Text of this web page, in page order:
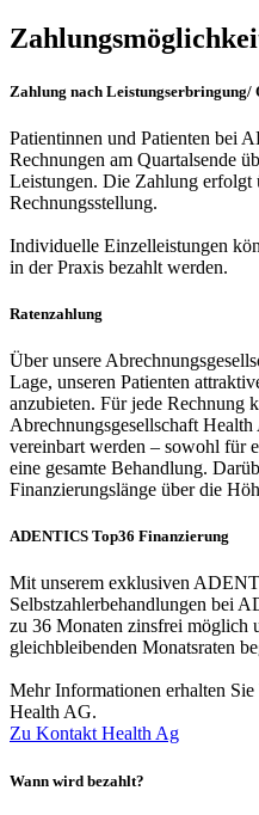
Zahlung nach Leistungserbringung/
Patientinnen und Patienten bei
Rechnungen am Quartalsende
Leistungen. Die Zahlung erfolgt
Rechnungsstellung.
Individuelle Einzelleistungen
in der Praxis bezahlt werden.
Ratenzahlung
Über unsere
Lage, unseren Patienten
anzubieten. Für jede Rechnung
Abrechnungsgesellschaft
vereinbart werden – sowohl für
eine gesamte Behandlung.
Finanzierungslänge über die
ADENTICS Top36 Finanzierung
Mit unserem exklusiven
Selbstzahlerbehandlungen bei
zu 36 Monaten zinsfrei möglich
gleichbleibenden Monatsraten
Mehr Informationen erhalten
Health AG.
Zu Kontakt Health Ag
Wann wird bezahlt?